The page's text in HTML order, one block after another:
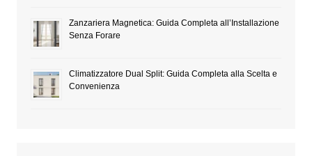
Zanzariera Magnetica: Guida Completa all’Installazione
Senza Forare
Climatizzatore Dual Split: Guida Completa alla Scelta e
Convenienza